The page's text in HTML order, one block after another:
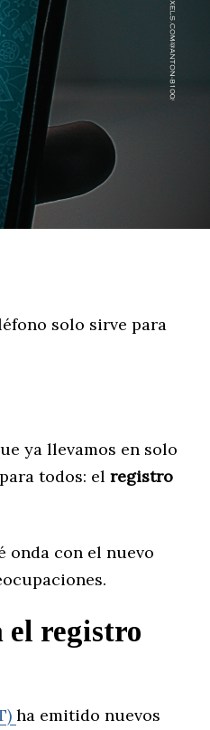
solo sirve para
ya llevamos en solo
todos: el registro
onda con el nuevo
el registro
ha emitido nuevos